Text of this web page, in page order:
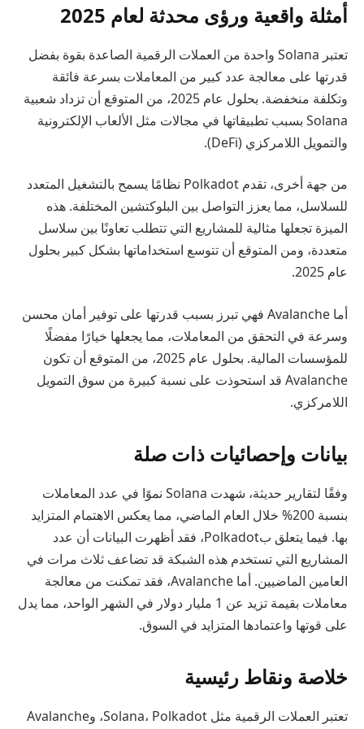
أمثلة واقعية ورؤى محدثة لعام 2025
تعتبر Solana واحدة من العملات الرقمية الصاعدة بقوة بفضل
قدرتها على معالجة عدد كبير من المعاملات بسرعة فائقة
وتكلفة منخفضة. بحلول عام 2025، من المتوقع أن تزداد شعبية
Solana بسبب تطبيقاتها في مجالات مثل الألعاب الإلكترونية
والتمويل اللامركزي (DeFi).
من جهة أخرى، تقدم Polkadot نظامًا يسمح بالتشغيل المتعدد
للسلاسل، مما يعزز التواصل بين البلوكتشين المختلفة. هذه
الميزة تجعلها مثالية للمشاريع التي تتطلب تعاونًا بين سلاسل
متعددة، ومن المتوقع أن تتوسع استخداماتها بشكل كبير بحلول
عام 2025.
أما Avalanche فهي تبرز بسبب قدرتها على توفير أمان محسن
وسرعة في التحقق من المعاملات، مما يجعلها خيارًا مفضلًا
للمؤسسات المالية. بحلول عام 2025، من المتوقع أن تكون
Avalanche قد استحوذت على نسبة كبيرة من سوق التمويل
اللامركزي.
بيانات وإحصائيات ذات صلة
وفقًا لتقارير حديثة، شهدت Solana نموًا في عدد المعاملات
بنسبة 200% خلال العام الماضي، مما يعكس الاهتمام المتزايد
بها. فيما يتعلق بPolkadot، فقد أظهرت البيانات أن عدد
المشاريع التي تستخدم هذه الشبكة قد تضاعف ثلاث مرات في
العامين الماضيين. أما Avalanche، فقد تمكنت من معالجة
معاملات بقيمة تزيد عن 1 مليار دولار في الشهر الواحد، مما يدل
على قوتها واعتمادها المتزايد في السوق.
خلاصة ونقاط رئيسية
تعتبر العملات الرقمية مثل Solana، Polkadot، وAvalanche